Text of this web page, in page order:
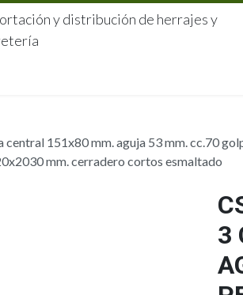
y distribución de herrajes y
151x80 mm. aguja 53 mm. cc.70
mm. cerradero cortos esmaltado
3